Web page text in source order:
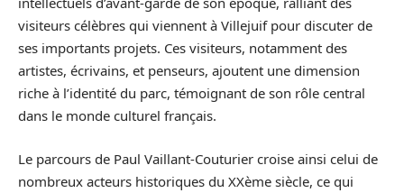
visiteurs célèbres qui viennent à Villejuif pour discuter de
ses importants projets. Ces visiteurs, notamment des
artistes, écrivains, et penseurs, ajoutent une dimension
riche à l’identité du parc, témoignant de son rôle central
dans le monde culturel français.
Le parcours de Paul Vaillant-Couturier croise ainsi celui de
nombreux acteurs historiques du XXème siècle, ce qui